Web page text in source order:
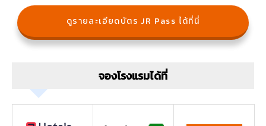
ดูรายละเอียดบัตร JR Pass ได้ที่นี่
จองโรงแรมได้ที่